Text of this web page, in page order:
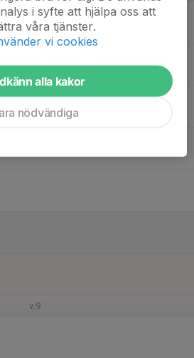
v.9
i syfte att hjälpa oss att
våra tjänster.
vi cookies
alla kakor
nödvändiga